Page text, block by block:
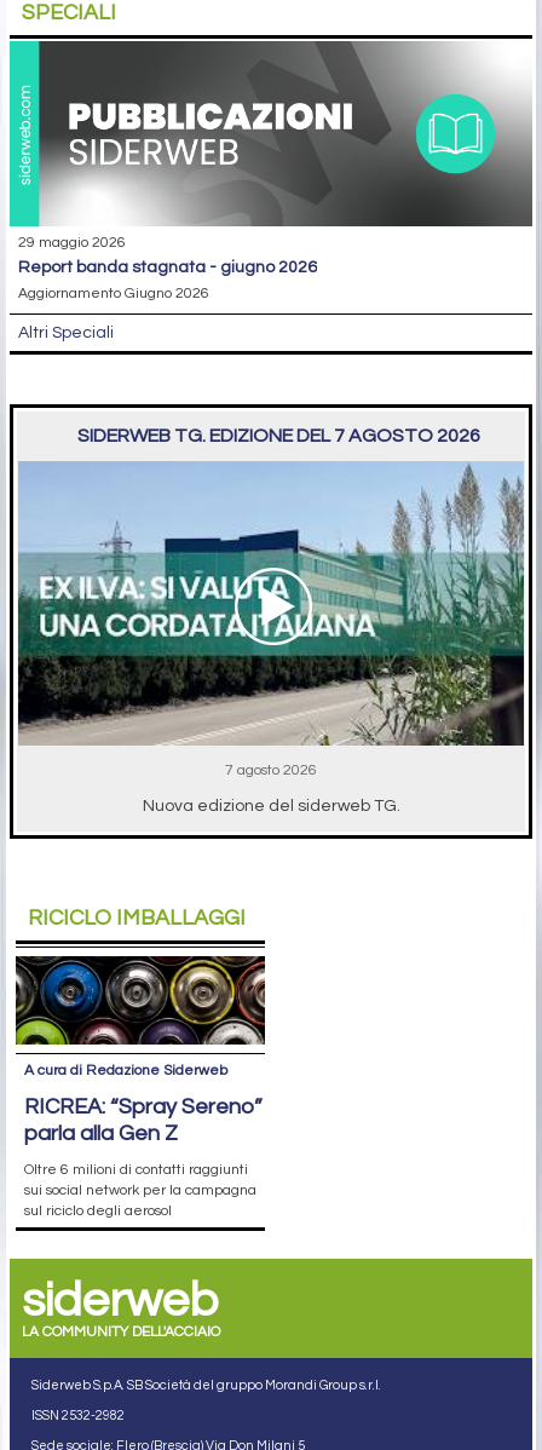
SPECIALI
29 maggio 2026
report banda stagnata - giugno 2026
Aggiornamento Giugno 2026
Altri Speciali
SIDERWEB TG. EDIZIONE DEL 7 AGOSTO 2026
7 agosto 2026
Nuova edizione del siderweb TG.
RICICLO IMBALLAGGI
A cura di Redazione Siderweb
RICREA: “Spray Sereno”
parla alla Gen Z
Oltre 6 milioni di contatti raggiunti
sui social network per la campagna
sul riciclo degli aerosol
siderweb
LA COMMUNITY DELL'ACCIAIO
Siderweb S.p.A. SB Società del gruppo Morandi Group s.r.l.
ISSN 2532-2982
Sede sociale: Flero (Brescia) Via Don Milani 5